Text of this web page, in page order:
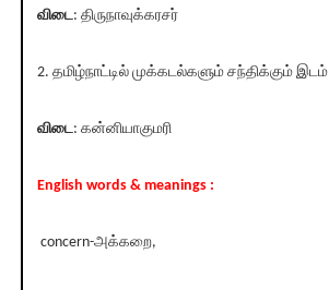
விடை: திருநாவுக்கரசர்
2. தமிழ்நாட்டில் முக்கடல்களும் சந்திக்கும் இடம்
விடை: கன்னியாகுமரி
English words & meanings :
concern-அக்கறை,